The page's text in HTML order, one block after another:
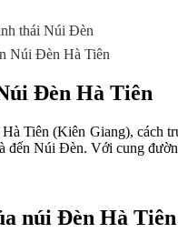
thái Núi Đèn
Núi Đèn Hà Tiên
Đèn Hà Tiên
Tiên (Kiên Giang), cách
Núi Đèn. Với cung
núi Đèn Hà Tiên